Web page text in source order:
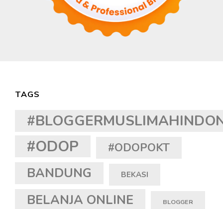
TAGS
#ODOP #ODOPOKT
BANDUNG BEKASI
BELANJA ONLINE BLOGGER